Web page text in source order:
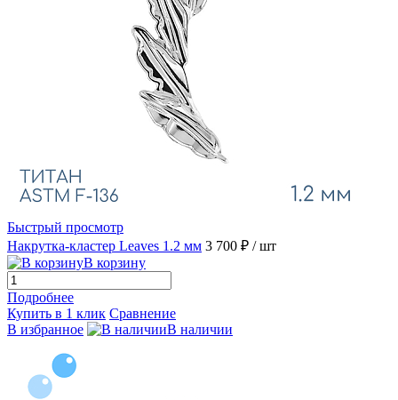
Быстрый просмотр
Накрутка-кластер Leaves 1.2 мм 3 700 ₽ / шт
В корзину
Подробнее
Купить в 1 клик Сравнение
В избранное
В наличии